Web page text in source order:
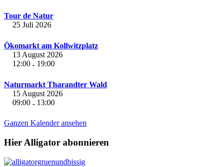
Tour de Natur
25 Juli 2026
Ökomarkt am Kollwitzplatz
13 August 2026
12:00 - 19:00
Naturmarkt Tharandter Wald
15 August 2026
09:00 - 13:00
Ganzen Kalender ansehen
Hier Alligator abonnieren